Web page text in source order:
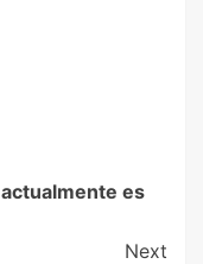
es
Next